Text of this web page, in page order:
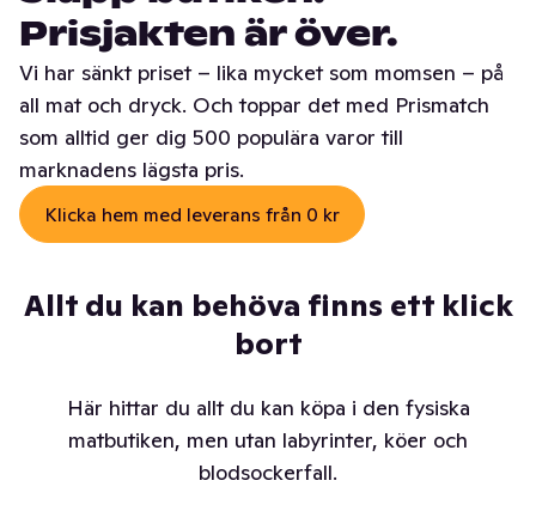
Prisjakten är över.
Vi har sänkt priset – lika mycket som momsen – på
all mat och dryck. Och toppar det med Prismatch
som alltid ger dig 500 populära varor till
marknadens lägsta pris.
Klicka hem med leverans från 0 kr
Allt du kan behöva finns ett klick
bort
Här hittar du allt du kan köpa i den fysiska
matbutiken, men utan labyrinter, köer och
blodsockerfall.